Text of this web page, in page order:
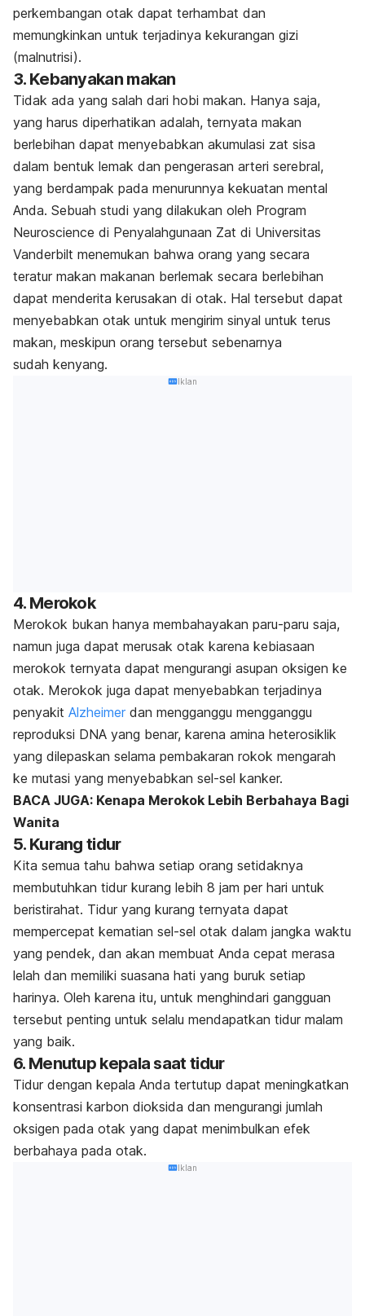
perkembangan otak dapat terhambat dan
memungkinkan untuk terjadinya kekurangan gizi
(malnutrisi).
3. Kebanyakan makan
Tidak ada yang salah dari hobi makan. Hanya saja,
yang harus diperhatikan adalah, ternyata makan
berlebihan dapat menyebabkan akumulasi zat sisa
dalam bentuk lemak dan pengerasan arteri serebral,
yang berdampak pada menurunnya kekuatan mental
Anda. Sebuah studi yang dilakukan oleh Program
Neuroscience di Penyalahgunaan Zat di Universitas
Vanderbilt menemukan bahwa orang yang secara
teratur makan makanan berlemak secara berlebihan
dapat menderita kerusakan di otak. Hal tersebut dapat
menyebabkan otak untuk mengirim sinyal untuk terus
makan, meskipun orang tersebut sebenarnya
sudah kenyang.
Iklan
4. Merokok
Merokok bukan hanya membahayakan paru-paru saja,
namun juga dapat merusak otak karena kebiasaan
merokok ternyata dapat mengurangi asupan oksigen ke
otak. Merokok juga dapat menyebabkan terjadinya
penyakit Alzheimer dan mengganggu mengganggu
reproduksi DNA yang benar, karena amina heterosiklik
yang dilepaskan selama pembakaran rokok mengarah
ke mutasi yang menyebabkan sel-sel kanker.
BACA JUGA: Kenapa Merokok Lebih Berbahaya Bagi
Wanita
5. Kurang tidur
Kita semua tahu bahwa setiap orang setidaknya
membutuhkan tidur kurang lebih 8 jam per hari untuk
beristirahat. Tidur yang kurang ternyata dapat
mempercepat kematian sel-sel otak dalam jangka waktu
yang pendek, dan akan membuat Anda cepat merasa
lelah dan memiliki suasana hati yang buruk setiap
harinya. Oleh karena itu, untuk menghindari gangguan
tersebut penting untuk selalu mendapatkan tidur malam
yang baik.
6. Menutup kepala saat tidur
Tidur dengan kepala Anda tertutup dapat meningkatkan
konsentrasi karbon dioksida dan mengurangi jumlah
oksigen pada otak yang dapat menimbulkan efek
berbahaya pada otak.
Iklan